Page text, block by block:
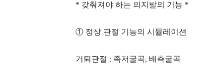
* 갖춰져야 하는 의지발의 기능 *
① 정상 관절 기능의 시뮬레이션
거퇴관절 : 족저굴곡, 배측굴곡